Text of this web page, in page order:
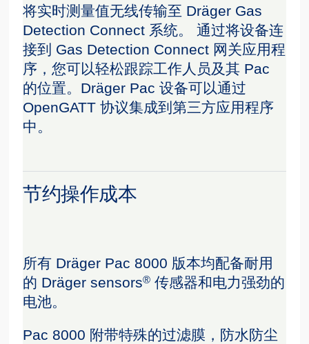
将实时测量值无线传输至 Dräger Gas
Detection Connect 系统。 通过将设备连
接到 Gas Detection Connect 网关应用程
序，您可以轻松跟踪工作人员及其 Pac
的位置。Dräger Pac 设备可以通过
OpenGATT 协议集成到第三方应用程序
中。
节约操作成本
所有 Dräger Pac 8000 版本均配备耐用
的 Dräger sensors® 传感器和电力强劲的
电池。
Pac 8000 附带特殊的过滤膜，防水防尘